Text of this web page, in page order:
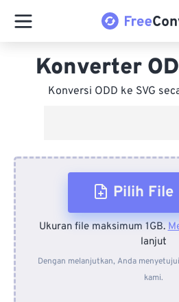
Konverter
Konversi ODD ke SVG
Pilih File
Dari
Dari Dropbox
Ukuran file maksimum 1GB.
lanjut
Dengan melanjutkan, Anda menyetujui
kami.